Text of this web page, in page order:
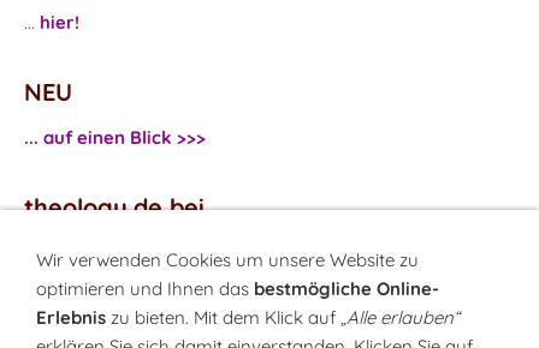
... hier!
NEU
... auf einen Blick >>>
theology.de bei
...Facebook
...Twitter
Wir verwenden Cookies um unsere Website zu
optimieren und Ihnen das bestmögliche Online-
Erlebnis zu bieten. Mit dem Klick auf „Alle erlauben“